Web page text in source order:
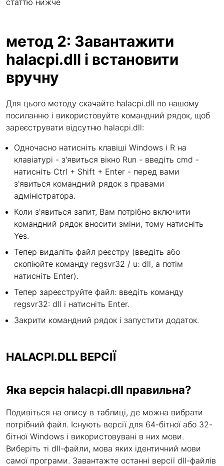
статтю нижче
метод 2: Завантажити
halacpi.dll і встановити
вручну
Для цього методу скачайте halacpi.dll по нашому
посиланню і використовуйте командний рядок, щоб
зареєструвати відсутню halacpi.dll:
Одночасно натисніть клавіші Windows і R на
клавіатурі - з'явиться вікно Run - введіть cmd -
натисніть Ctrl + Shift + Enter - перед вами
з'явиться командний рядок з правами
адміністратора.
Коли з'явиться запит, Вам потрібно включити
командний рядок вносити зміни, тому натисніть
Yes.
Тепер видаліть файл реєстру (введіть або
скопіюйте команду regsvr32 / u: dll, а потім
натисніть Enter).
Тепер зареєструйте файл: введіть команду
regsvr32: dll і натисніть Enter.
Закрити командний рядок і запустити додаток.
HALACPI.DLL ВЕРСІЇ
Яка версія halacpi.dll правильна?
Подивіться на опису в таблиці, де можна вибрати
потрібний файл. Існують версії для 64-бітної або 32-
бітної Windows і використовувані в них мови.
Виберіть ті dll-файли, мова яких ідентичний мови
самої програми. Завантажте останні версії dll-файлів